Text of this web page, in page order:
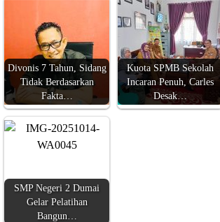
Divonis 7 Tahun, Sidang
Tidak Berdasarkan
Fakta…
Kuota SPMB Sekolah
Incaran Penuh, Carles
Desak…
SMP Negeri 2 Dumai
Gelar Pelatihan
Bangun…